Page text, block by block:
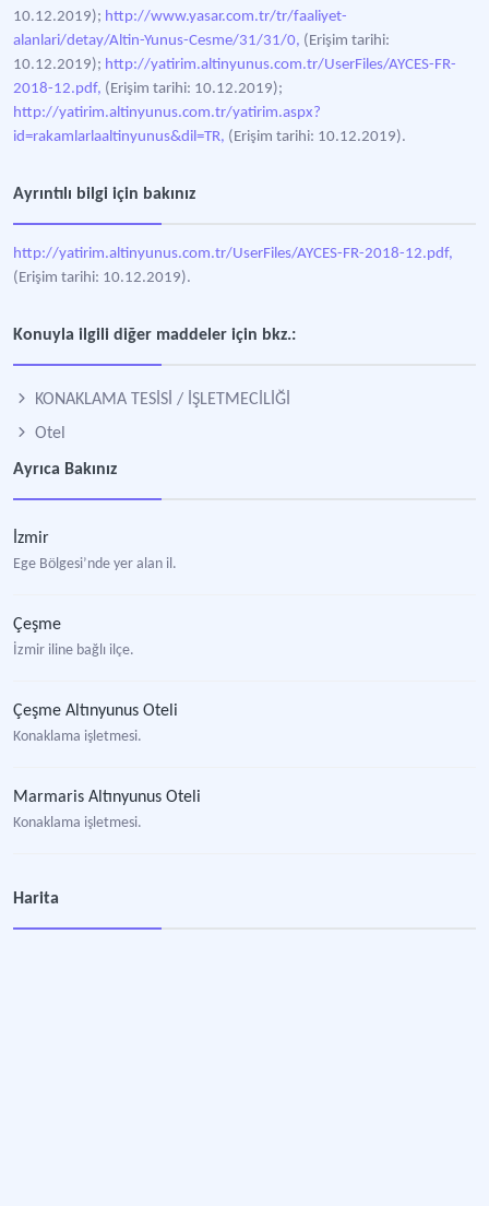
10.12.2019); http://www.yasar.com.tr/tr/faaliyet-
alanlari/detay/Altin-Yunus-Cesme/31/31/0, (Erişim tarihi:
10.12.2019); http://yatirim.altinyunus.com.tr/UserFiles/AYCES-FR-
2018-12.pdf, (Erişim tarihi: 10.12.2019);
http://yatirim.altinyunus.com.tr/yatirim.aspx?
id=rakamlarlaaltinyunus&dil=TR, (Erişim tarihi: 10.12.2019).
Ayrıntılı bilgi için bakınız
http://yatirim.altinyunus.com.tr/UserFiles/AYCES-FR-2018-12.pdf,
(Erişim tarihi: 10.12.2019).
Konuyla ilgili diğer maddeler için bkz.:
KONAKLAMA TESİSİ / İŞLETMECİLİĞİ
Otel
Ayrıca Bakınız
İzmir
Ege Bölgesi’nde yer alan il.
Çeşme
İzmir iline bağlı ilçe.
Çeşme Altınyunus Oteli
Konaklama işletmesi.
Marmaris Altınyunus Oteli
Konaklama işletmesi.
Harita